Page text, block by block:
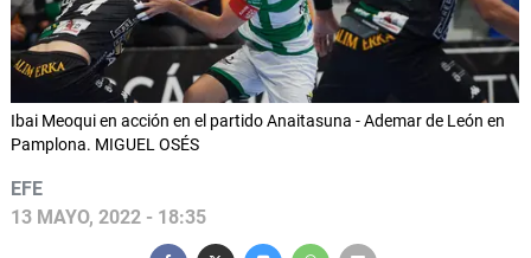
Ibai Meoqui en acción en el partido Anaitasuna - Ademar de León en
Pamplona. MIGUEL OSÉS
EFE
13 MAYO, 2022 - 18:35